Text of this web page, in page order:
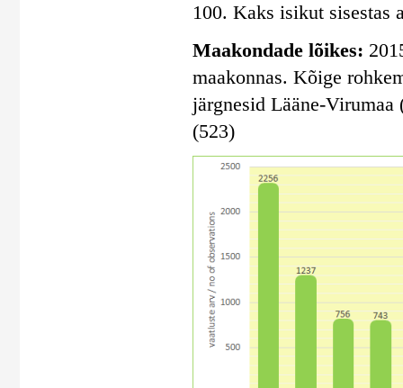
100. Kaks isikut sisestas
Maakondade lõikes:
maakonnas. Kõige
järgnesid Lääne-Virumaa
(523)